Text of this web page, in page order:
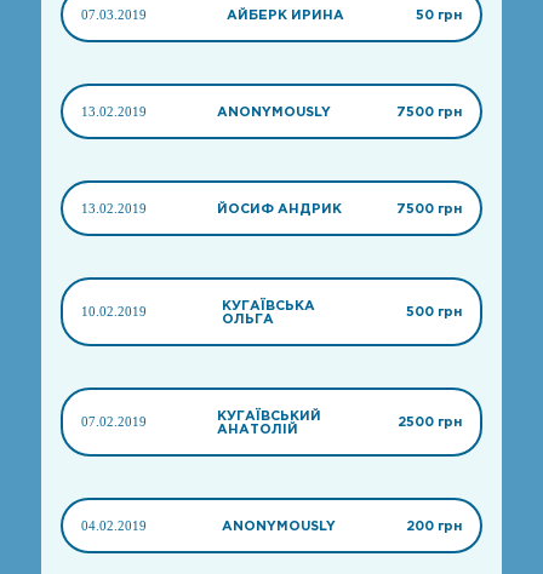
07.03.2019 АЙБЕРК ИРИНА 50 грн
13.02.2019 ANONYMOUSLY 7500 грн
13.02.2019 ЙОСИФ АНДРИК 7500 грн
10.02.2019
КУГАЇВСЬКА
ОЛЬГА
500 грн
07.02.2019
КУГАЇВСЬКИЙ
АНАТОЛІЙ
2500 грн
04.02.2019 ANONYMOUSLY 200 грн